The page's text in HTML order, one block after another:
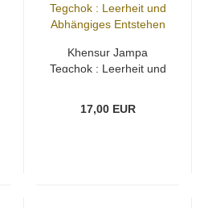
Khensur Jampa
Tegchok : Leerheit und
17,00 EUR